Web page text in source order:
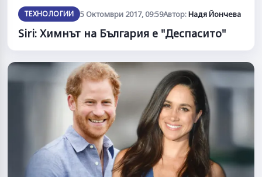
ТЕХНОЛОГИИ 5 Октомври 2017, 09:59Автор:Надя Йончева
Siri: Химнът на България е "Деспасито"